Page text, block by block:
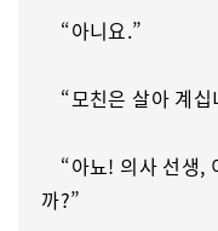
“아니요.”
“모친은 살아 계십
“아뇨! 의사 선생,
까?”